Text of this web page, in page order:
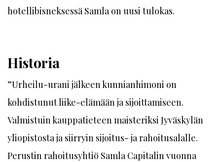
hotellibisneksessä Samla on uusi tulokas.
Historia
”Urheilu-urani jälkeen kunnianhimoni on
kohdistunut liike-elämään ja sijoittamiseen.
Valmistuin kauppatieteen maisteriksi Jyväskylän
yliopistosta ja siirryin sijoitus- ja rahoitusalalle.
Perustin rahoitusyhtiö Samla Capitalin vuonna